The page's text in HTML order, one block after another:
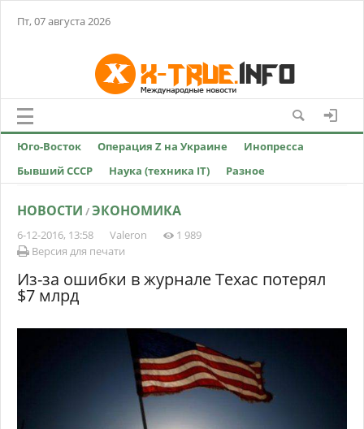
Пт, 07 августа 2026
Юго-Восток Операция Z на Украине
Инопресса
Бывший СССР
Наука (техника IT) Разное
НОВОСТИ /ЭКОНОМИКА
6-12-2016, 13:58 Valeron
1 989
Версия для печати
Из-за ошибки в журнале Техас потерял
$7 млрд